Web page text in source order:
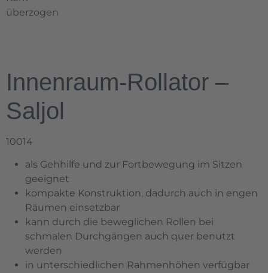
Innenraum-Rollator –
Saljol
10014
als Gehhilfe und zur Fortbewegung im Sitzen
geeignet
kompakte Konstruktion, dadurch auch in engen
Räumen einsetzbar
kann durch die beweglichen Rollen bei
schmalen Durchgängen auch quer benutzt
werden
in unterschiedlichen Rahmenhöhen verfügbar